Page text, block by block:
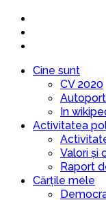
Cine sunt
CV 2020
In
Activitatea
Valori și
Raport
Cărțile mele